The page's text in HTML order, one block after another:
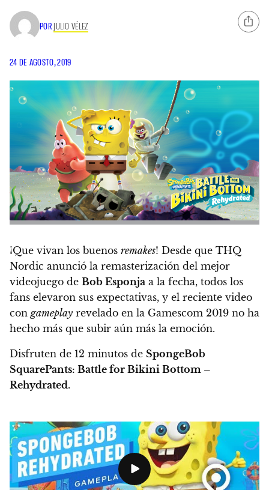
POR JULIO VÉLEZ
24 DE AGOSTO, 2019
¡Que vivan los buenos remakes! Desde que THQ
Nordic anunció la remasterización del mejor
videojuego de Bob Esponja a la fecha, todos los
fans elevaron sus expectativas, y el reciente video
con gameplay revelado en la Gamescom 2019 no ha
hecho más que subir aún más la emoción.
Disfruten de 12 minutos de SpongeBob
SquarePants: Battle for Bikini Bottom –
Rehydrated.